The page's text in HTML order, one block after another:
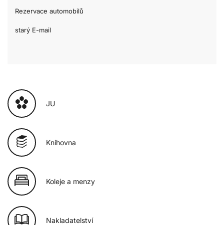
Rezervace automobilů
starý E-mail
JU
Knihovna
Koleje a menzy
Nakladatelství